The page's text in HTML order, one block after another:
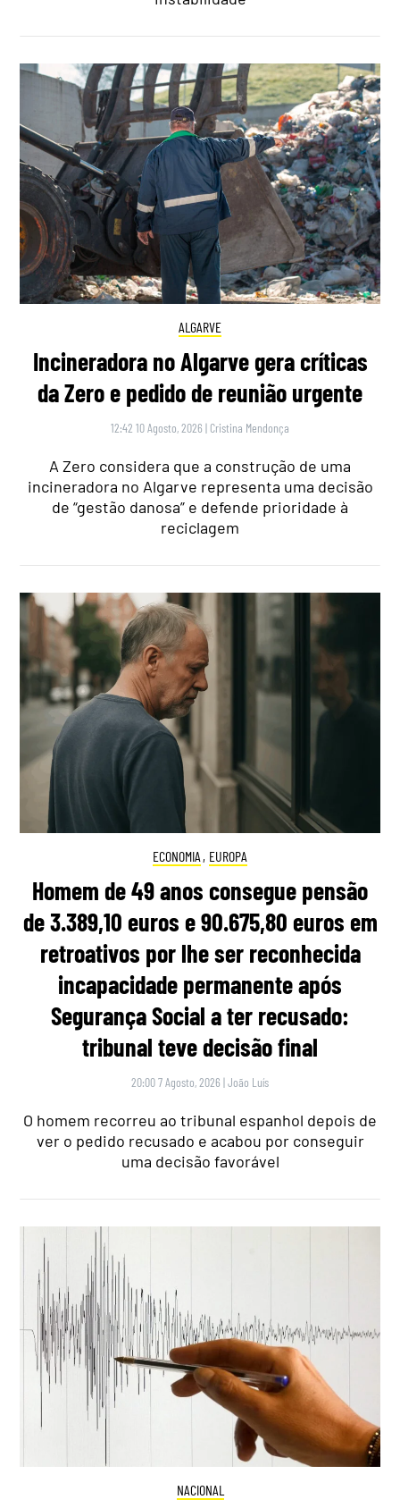
ALGARVE
Incineradora no Algarve gera críticas
da Zero e pedido de reunião urgente
12:42 10 Agosto, 2026 | Cristina Mendonça
A Zero considera que a construção de uma
incineradora no Algarve representa uma decisão
de “gestão danosa” e defende prioridade à
reciclagem
ECONOMIA , EUROPA
Homem de 49 anos consegue pensão
de 3.389,10 euros e 90.675,80 euros em
retroativos por lhe ser reconhecida
incapacidade permanente após
Segurança Social a ter recusado:
tribunal teve decisão final
20:00 7 Agosto, 2026 |João Luís
O homem recorreu ao tribunal espanhol depois de
ver o pedido recusado e acabou por conseguir
uma decisão favorável
NACIONAL